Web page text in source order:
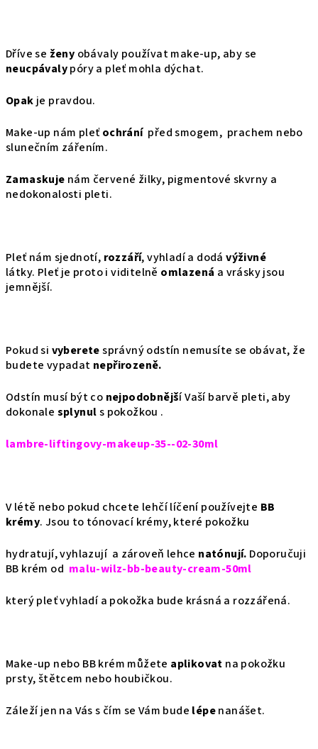
Dříve se ženy obávaly používat make-up, aby se
neucpávalypóry a pleť mohla dýchat.
Opak je pravdou.
Make-up nám pleťochrání před smogem, prachem nebo
slunečním zářením.
Zamaskuje nám červené žilky, pigmentové skvrny a
nedokonalosti pleti.
Pleť nám sjednotí, rozzáří, vyhladí a dodávýživné
látky. Pleť je proto i viditelně omlazená a vrásky jsou
jemnější.
Pokud si vyberetesprávný odstín nemusíte se obávat, že
budete vypadat nepřirozeně.
Odstín musí být co nejpodobnější Vaší barvě pleti, aby
dokonale splynuls pokožkou .
lambre-liftingovy-makeup-35--02-30ml
V létě nebo pokud chcete lehčí líčení používejte BB
krémy. Jsou to tónovací krémy, které pokožku
hydratují, vyhlazují a zároveň lehce natónují. Doporučuji
BB krém od malu-wilz-bb-beauty-cream-50ml
který pleť vyhladí a pokožka bude krásná a rozzářená.
Make-up nebo BB krém můžete aplikovat na pokožku
prsty, štětcem nebo houbičkou.
Záleží jen na Vás s čím se Vám bude lépenanášet.